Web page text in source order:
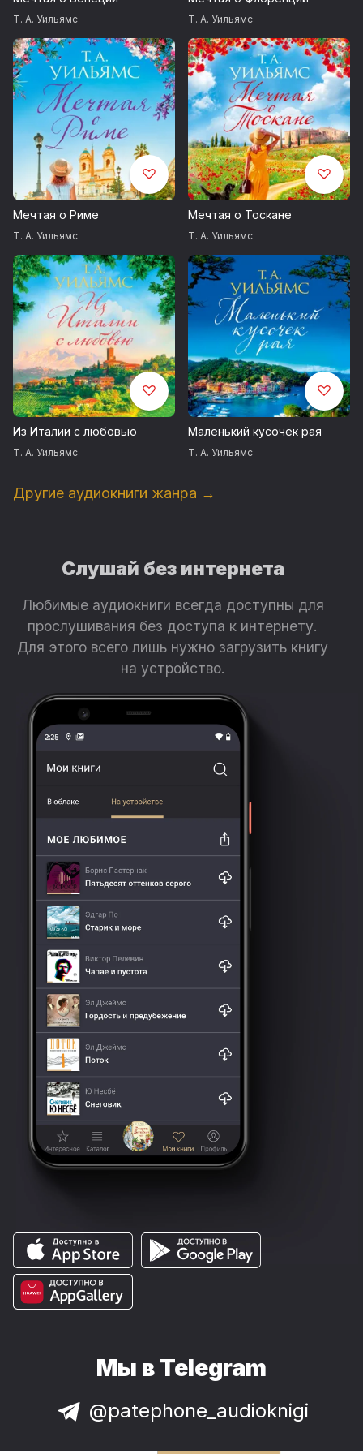
All rights reserved
© А. Д. Осипова, перевод, 2020
© Издание на русском языке, оформление.
ООО «Издательская Группа «Азбука-Аттикус», 2020
Издательство Иностранка®
Т. А. Уильямс Т. А. Уильямс
Мечтая о Риме
Т. А. Уильямс
Мечтая о Тоскане
Т. А. Уильямс
Из Италии с любовью
Т. А. Уильямс
Маленький кусочек рая
Т. А. Уильямс
Другие аудиокниги жанра →
Слушай без интернета
Любимые аудиокниги всегда доступны для
прослушивания без доступа к интернету.
Для этого всего лишь нужно загрузить книгу
на устройство.
Мы в Telegram
@patephone_audioknigi